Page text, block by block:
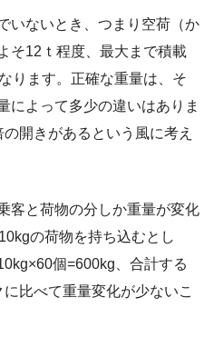
いないとき、つまり空荷（か
そ12ｔ程度、最大まで積載
ります。正確な重量は、そ
によって多少の違いはありま
開きがあるという風に考え
客と荷物の分しか重量が変化
の荷物を持ち込むとし
個=600kg、合計する
比べて重量変化が少ないこ